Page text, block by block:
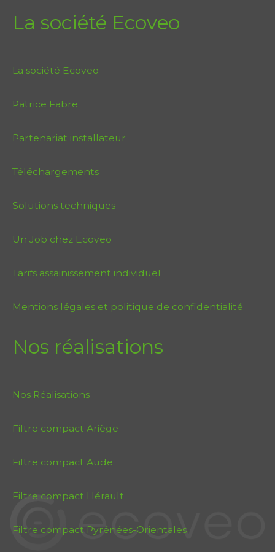
La société Ecoveo
La société Ecoveo
Patrice Fabre
Partenariat installateur
Téléchargements
Solutions techniques
Un Job chez Ecoveo
Tarifs assainissement individuel
Mentions légales et politique de confidentialité
Nos réalisations
Nos Réalisations
Filtre compact Ariège
Filtre compact Aude
Filtre compact Hérault
Filtre compact Pyrénées-Orientales